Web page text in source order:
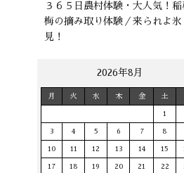
３６５日農村体験・大人気！稲
梅の摘み取り体験／来られよ氷
見！
2026年8月
月 火 水 木 金 土
1
3 4 5 6 7 8
10 11 12 13 14 15
17 18 19 20 21 22